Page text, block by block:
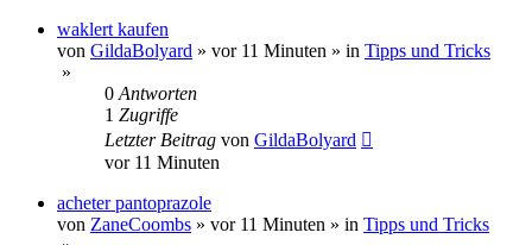
waklert kaufen
von GildaBolyard » vor 11 Minuten » in Tipps und Tricks
»
0 Antworten
1 Zugriffe
Letzter Beitrag von GildaBolyard
vor 11 Minuten
acheter pantoprazole
von ZaneCoombs » vor 11 Minuten » in Tipps und Tricks